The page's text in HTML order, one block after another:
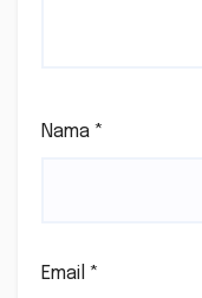
Nama *
Email *